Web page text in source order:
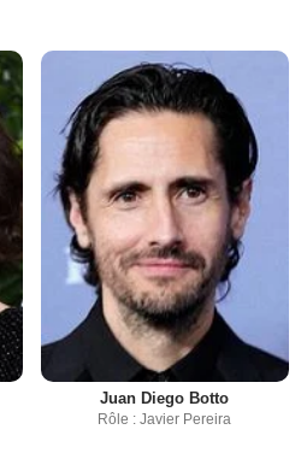
Juan Diego Botto
Rôle : Javier Pereira